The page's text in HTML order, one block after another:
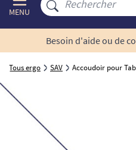
MENU
Besoin d'aide ou de
Tous ergo SAV Accoudoir pour